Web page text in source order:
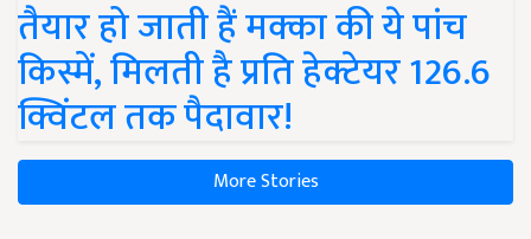
तैयार हो जाती हैं मक्का की ये पांच
किस्में, मिलती है प्रति हेक्टेयर 126.6
क्विंटल तक पैदावार!
More Stories